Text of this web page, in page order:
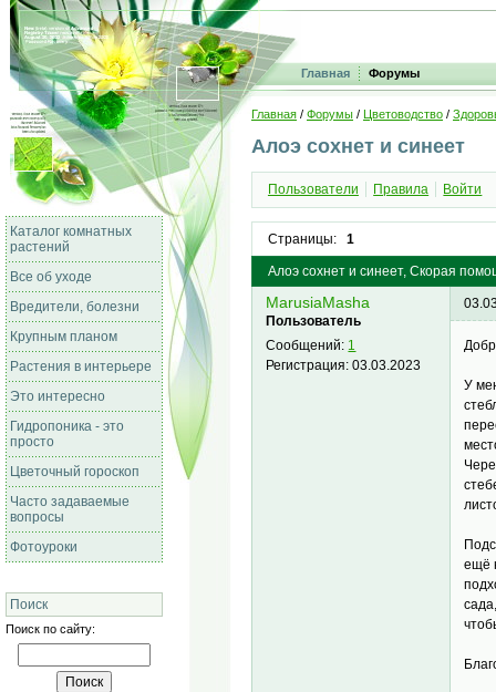
Главная Форумы
Каталог комнатных
растений
Все об уходе
Вредители, болезни
Крупным планом
Растения в интерьере
Это интересно
Гидропоника - это
просто
Цветочный гороскоп
Часто задаваемые
вопросы
Фотоуроки
Поиск
Поиск по сайту:
Главная / Форумы / Цветоводство /
Алоэ сохнет и синеет
Пользователи Правила Войти
Страницы: 1
Алоэ сохнет и синеет, Скорая
MarusiaMasha
Пользователь
Сообщений: 1
Регистрация:03.03.2023
У
ещё